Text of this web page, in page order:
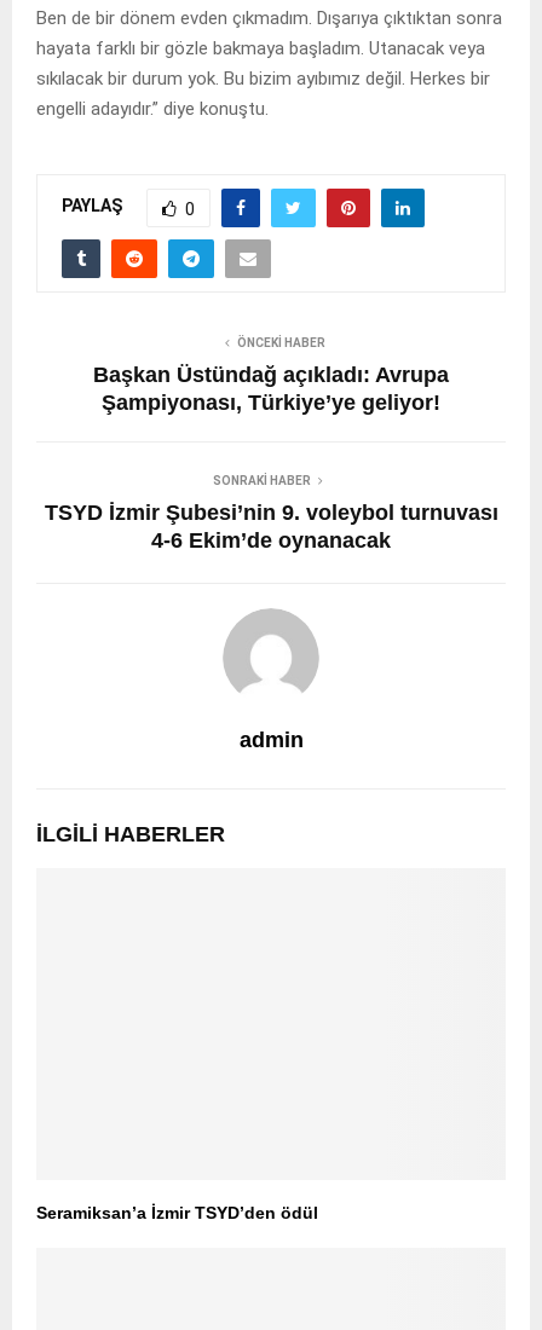
Ben de bir dönem evden çıkmadım. Dışarıya çıktıktan sonra
hayata farklı bir gözle bakmaya başladım. Utanacak veya
sıkılacak bir durum yok. Bu bizim ayıbımız değil. Herkes bir
engelli adayıdır.” diye konuştu.
PAYLAŞ 0
ÖNCEKI HABER
Başkan Üstündağ açıkladı: Avrupa
Şampiyonası, Türkiye’ye geliyor!
SONRAKI HABER
TSYD İzmir Şubesi’nin 9. voleybol turnuvası
4-6 Ekim’de oynanacak
admin
İLGILI HABERLER
Seramiksan’a İzmir TSYD’den ödül